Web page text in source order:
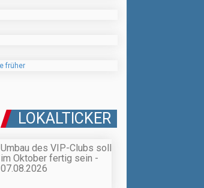
LOKALTICKER
Umbau des VIP-Clubs soll
im Oktober fertig sein -
07.08.2026